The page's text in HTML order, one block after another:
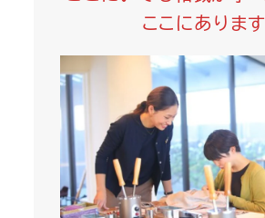
ここにあります